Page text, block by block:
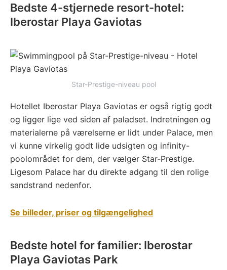
Bedste 4-stjernede resort-hotel:
Iberostar Playa Gaviotas
Star-Prestige-niveau pool
Hotellet Iberostar Playa Gaviotas er også rigtig godt
og ligger lige ved siden af paladset. Indretningen og
materialerne på værelserne er lidt under Palace, men
vi kunne virkelig godt lide udsigten og infinity-
poolområdet for dem, der vælger Star-Prestige.
Ligesom Palace har du direkte adgang til den rolige
sandstrand nedenfor.
Se billeder, priser og tilgængelighed
Bedste hotel for familier: Iberostar
Playa Gaviotas Park